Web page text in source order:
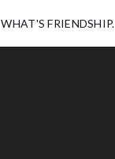
WHAT'S FRIENDSHIP.